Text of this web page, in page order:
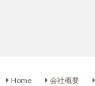
Home 会社概要